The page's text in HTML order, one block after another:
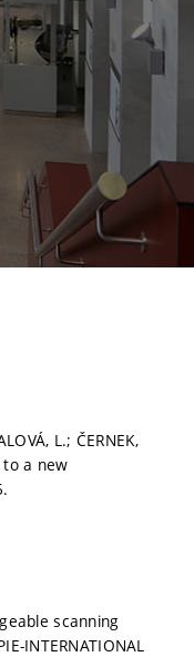
L.; ČERNEK,
to a new
scanning
INTERNATIONAL